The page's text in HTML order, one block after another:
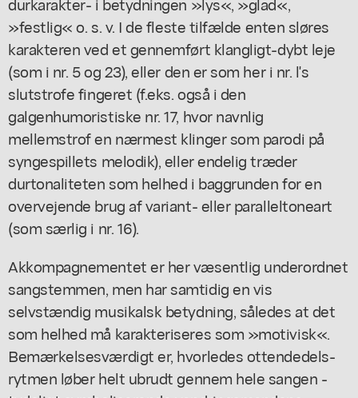
»festlig« o. s. v. I de fleste tilfælde enten sløres
karakteren ved et gennemført klangligt-dybt leje
(som i nr. 5 og 23), eller den er som her i nr. l's
slutstrofe fingeret (f.eks. også i den
galgenhumoristiske nr. 17, hvor navnlig
mellemstrof en nærmest klinger som parodi på
syngespillets melodik), eller endelig træder
durtonaliteten som helhed i baggrunden for en
overvejende brug af variant- eller paralleltoneart
(som særlig i nr. 16).
Akkompagnementet er her væsentlig underordnet
sangstemmen, men har samtidig en vis
selvstændig musikalsk betydning, således at det
som helhed må karakteriseres som »motivisk«.
Bemærkelsesværdigt er, hvorledes ottendedels-
rytmen løber helt ubrudt gennem hele sangen -